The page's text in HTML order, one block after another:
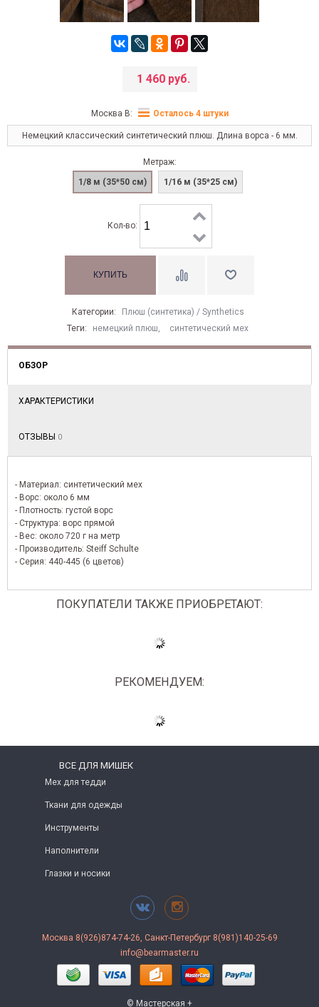
1 460 руб.
Москва В: Осталось 4 штуки
Немецкий классический синтетический плюш. Длина ворса - 6 мм.
Метраж:
1/8 м (35*50 см)
1/16 м (35*25 см)
Кол-во:
Категории:
Плюш (синтетика) / Synthetics
Теги:
немецкий плюш, синтетический мех
ОБЗОР
ХАРАКТЕРИСТИКИ
ОТЗЫВЫ 0
- Материал: синтетический мех
- Ворс: около 6 мм
- Плотность: густой ворс
- Структура: ворс прямой
- Вес: около 720 г на метр
- Производитель: Steiff Schulte
- Серия: 440-445 (6 цветов)
ПОКУПАТЕЛИ ТАКЖЕ ПРИОБРЕТАЮТ:
РЕКОМЕНДУЕМ:
ВСЕ ДЛЯ МИШЕК
Мех для тедди
Ткани для одежды
Инструменты
Наполнители
Глазки и носики
Москва 8(926)874-74-26, Санкт-Петербург 8(981)140-25-69
info@bearmaster.ru
© Мастерская +